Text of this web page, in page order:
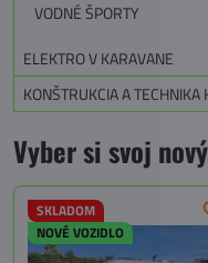
VODNÉ ŠPORTY
ELEKTRO V KARAVANE
KONŠTRUKCIA A TECHNIKA
Vyber si svoj
SKLADOM
NOVÉ VOZIDLO